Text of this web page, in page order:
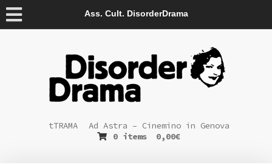
Ass. Cult. DisorderDrama
tTRAMA
Ad Astra – Cinemino in Genova
0 items
0,00€